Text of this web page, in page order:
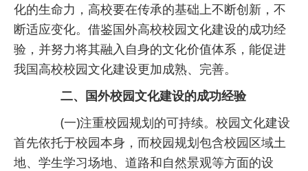
化的生命力，高校要在传承的基础上不断创新，不
断适应变化。借鉴国外高校校园文化建设的成功经
验，并努力将其融入自身的文化价值体系，能促进
我国高校校园文化建设更加成熟、完善。
二、国外校园文化建设的成功经验
(一)注重校园规划的可持续。校园文化建设
首先依托于校园本身，而校园规划包含校园区域土
地、学生学习场地、道路和自然景观等方面的设